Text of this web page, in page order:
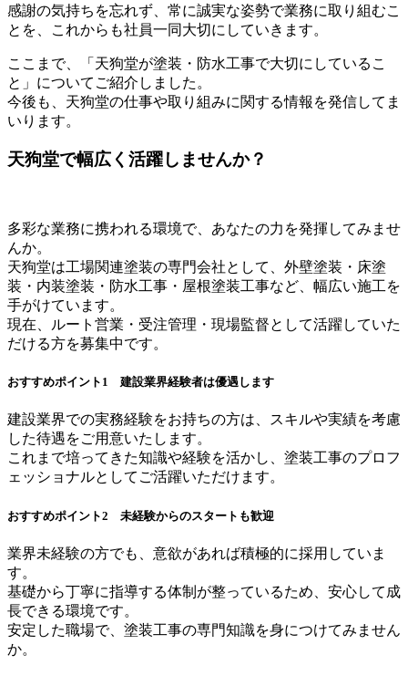
感謝の気持ちを忘れず、常に誠実な姿勢で業務に取り組むこ
とを、これからも社員一同大切にしていきます。
ここまで、「天狗堂が塗装・防水工事で大切にしているこ
と」についてご紹介しました。
今後も、天狗堂の仕事や取り組みに関する情報を発信してま
いります。
天狗堂で幅広く活躍しませんか？
多彩な業務に携われる環境で、あなたの力を発揮してみませ
んか。
天狗堂は工場関連塗装の専門会社として、外壁塗装・床塗
装・内装塗装・防水工事・屋根塗装工事など、幅広い施工を
手がけています。
現在、ルート営業・受注管理・現場監督として活躍していた
だける方を募集中です。
おすすめポイント1 建設業界経験者は優遇します
建設業界での実務経験をお持ちの方は、スキルや実績を考慮
した待遇をご用意いたします。
これまで培ってきた知識や経験を活かし、塗装工事のプロフ
ェッショナルとしてご活躍いただけます。
おすすめポイント2 未経験からのスタートも歓迎
業界未経験の方でも、意欲があれば積極的に採用していま
す。
基礎から丁寧に指導する体制が整っているため、安心して成
長できる環境です。
安定した職場で、塗装工事の専門知識を身につけてみません
か。